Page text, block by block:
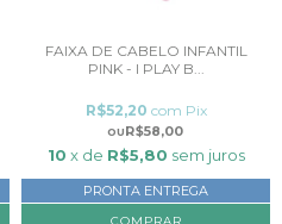
FAIXA DE CABELO INFANTIL
PINK - I PLAY B...
R$58,00
R$52,20 com Pix
10 x de R$5,80 sem juros
PRONTA ENTREGA